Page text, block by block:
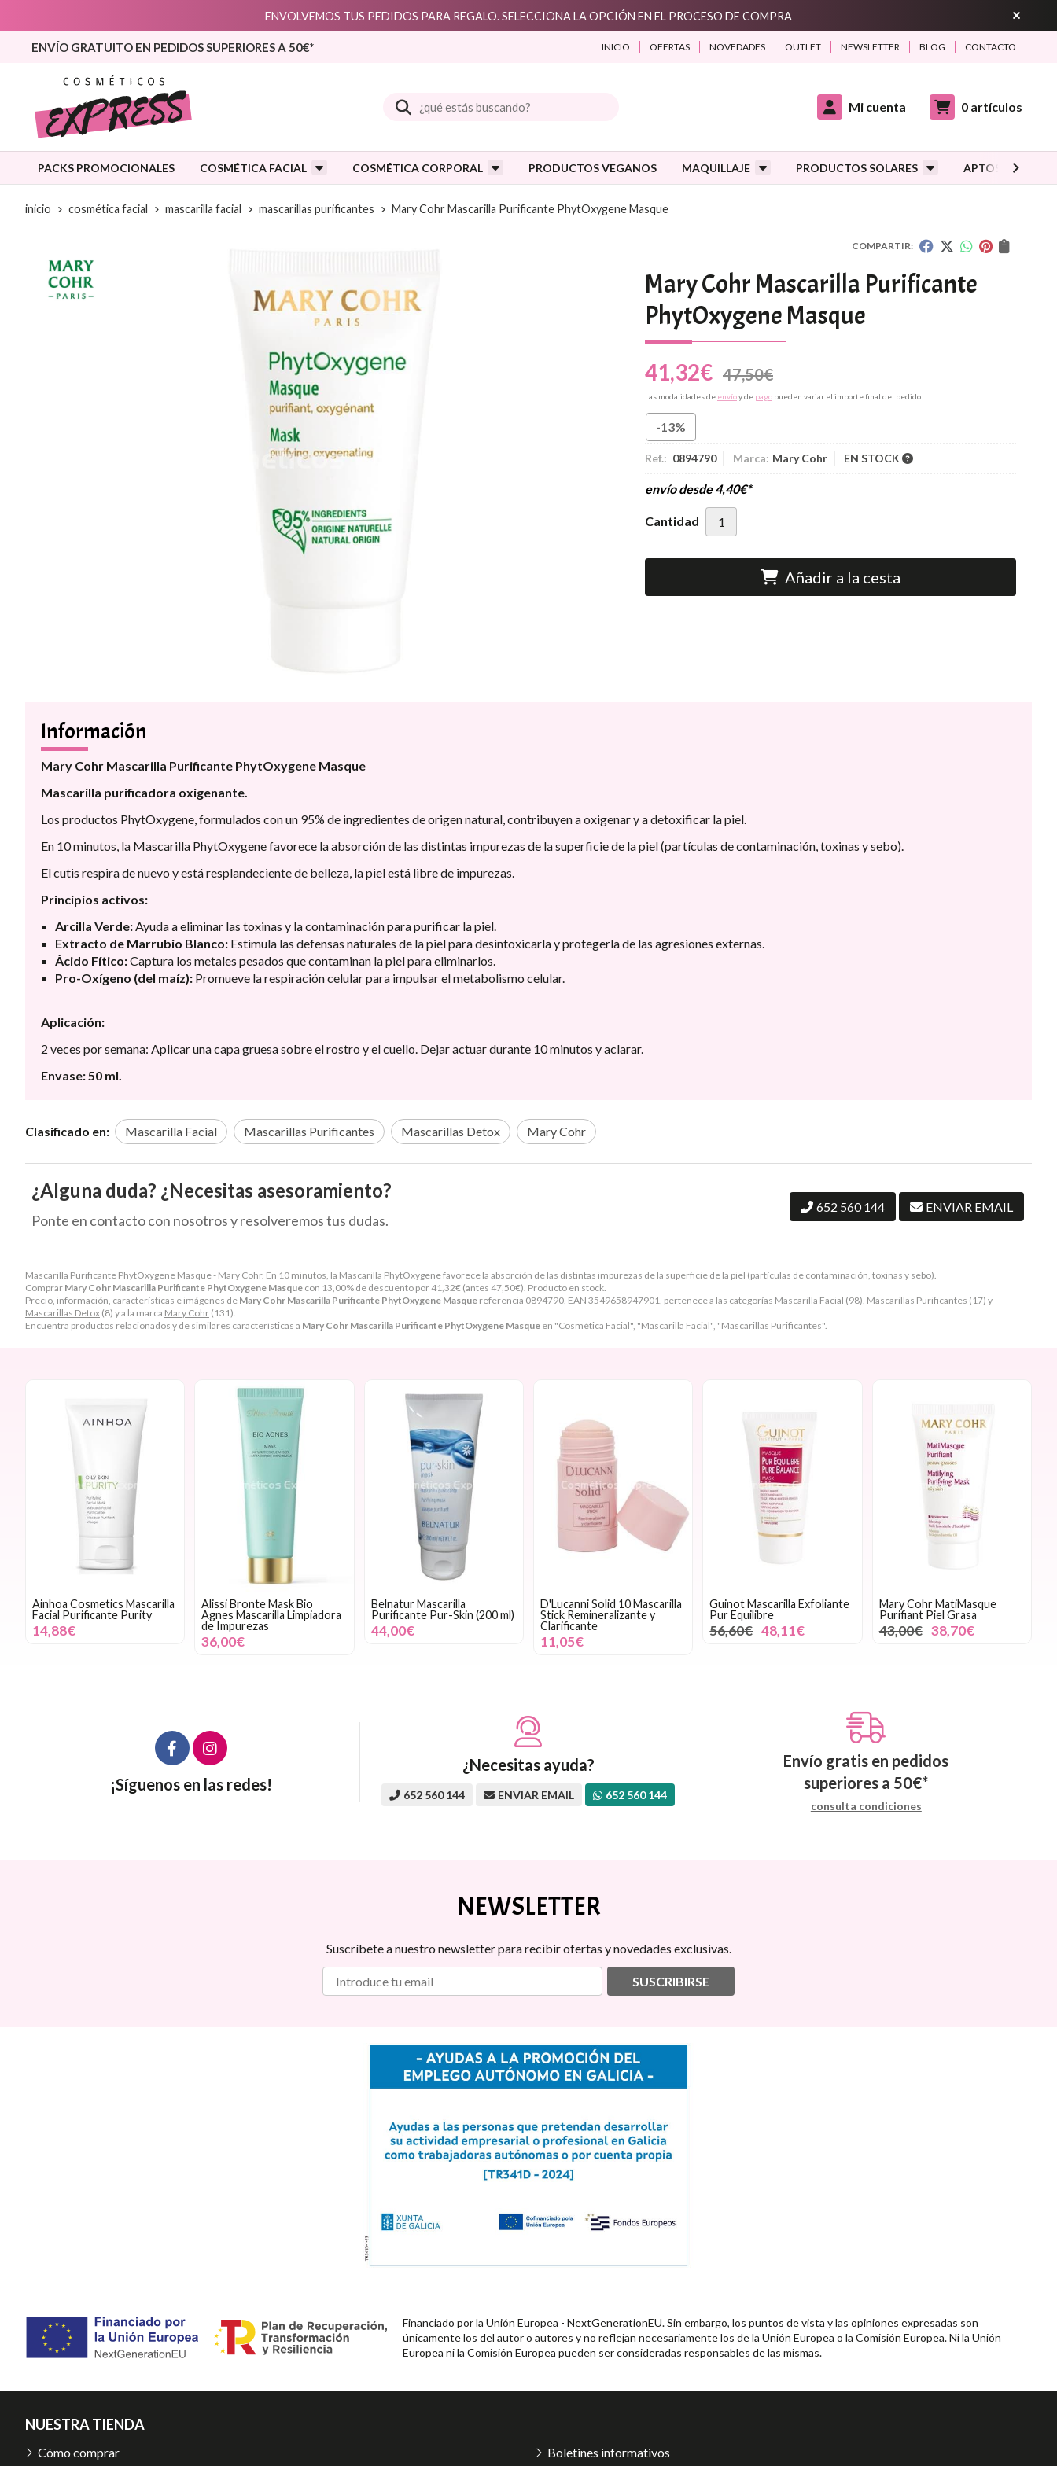
ENVOLVEMOS TUS PEDIDOS PARA REGALO. SELECCIONA LA OPCIÓN EN EL PROCESO DE COMPRA
ENVÍO GRATUITO EN PEDIDOS SUPERIORES A 50€* INICIO OFERTAS NOVEDADES OUTLET NEWSLETTER BLOG CONTACTO
Buscar Mi cuenta 0 artículos
PACKS PROMOCIONALES COSMÉTICA FACIAL COSMÉTICA CORPORAL PRODUCTOS VEGANOS MAQUILLAJE PRODUCTOS SOLARES APTOS
inicio cosmética facial mascarilla facial mascarillas purificantes Mary Cohr Mascarilla Purificante PhytOxygene Masque
COMPARTIR:
Mary Cohr Mascarilla Purificante
PhytOxygene Masque
41,32€ 47,50€
Las modalidades de envíoy de pago pueden variar el importe final del pedido.
-13%
Ref.: 0894790 Marca: Mary Cohr EN STOCK
envío desde4,40€*
Cantidad
Añadir a la cesta
Mascarilla Purificante PhytOxygene Masque - Mary Cohr. En 10 minutos, la Mascarilla PhytOxygene favorece la absorción de las distintas impurezas de la superficie de la piel (partículas de contaminación, toxinas y sebo).
Comprar Mary Cohr Mascarilla Purificante PhytOxygene Masque con 13,00% de descuento por41,32€ (antes 47,50€). Producto en stock.
Precio, información, características e imágenes de Mary Cohr Mascarilla Purificante PhytOxygene Masque referencia 0894790, EAN 3549658947901, pertenece a las categorías Mascarilla Facial (98), Mascarillas Purificantes (17) y
Mascarillas Detox (8) y a la marca Mary Cohr (131).
Encuentra productos relacionados y de similares características a Mary Cohr Mascarilla Purificante PhytOxygene Masque en "Cosmética Facial", "Mascarilla Facial", "Mascarillas Purificantes".
Información
Mary Cohr Mascarilla Purificante PhytOxygene Masque
Mascarilla purificadora oxigenante.
Los productos PhytOxygene, formulados con un 95% de ingredientes de origen natural, contribuyen a oxigenar y a detoxificar la piel.
En 10 minutos, la Mascarilla PhytOxygene favorece la absorción de las distintas impurezas de la superficie de la piel (partículas de contaminación, toxinas y sebo).
El cutis respira de nuevo y está resplandeciente de belleza, la piel está libre de impurezas.
Principios activos:
Arcilla Verde:Ayuda a eliminar las toxinas y la contaminación para purificar la piel.
Extracto de Marrubio Blanco: Estimula las defensas naturales de la piel para desintoxicarla y protegerla de las agresiones externas.
Ácido Fítico:Captura los metales pesados que contaminan la piel para eliminarlos.
Pro-Oxígeno (del maíz): Promueve la respiración celular para impulsar el metabolismo celular.
Aplicación:
2 veces por semana: Aplicar una capa gruesa sobre el rostro y el cuello. Dejar actuar durante 10 minutos y aclarar.
Envase: 50 ml.
Clasificado en: Mascarilla Facial Mascarillas Purificantes Mascarillas Detox Mary Cohr
¿Alguna duda? ¿Necesitas asesoramiento?
Ponte en contacto con nosotros y resolveremos tus dudas.
652 560 144 ENVIAR EMAIL
Ainhoa Cosmetics Mascarilla
Facial Purificante Purity
14,88€
Alissi Bronte Mask Bio
Agnes Mascarilla Limpiadora
de Impurezas
36,00€
Belnatur Mascarilla
Purificante Pur-Skin (200 ml)
44,00€
D'Lucanni Solid 10 Mascarilla
Stick Remineralizante y
Clarificante
11,05€
Guinot Mascarilla Exfoliante
Pur Equilibre
56,60€ 48,11€
Mary Cohr MatiMasque
Purifiant Piel Grasa
43,00€ 38,70€
¡Síguenos en las redes!
¿Necesitas ayuda?
652 560 144 ENVIAR EMAIL 652 560 144
Envío gratis en pedidos
superiores a 50€*
consulta condiciones
NEWSLETTER
Suscríbete a nuestro newsletter para recibir ofertas y novedades exclusivas.
SUSCRIBIRSE
Financiado por la Unión Europea - NextGenerationEU. Sin embargo, los puntos de vista y las opiniones expresadas son
únicamente los del autor o autores y no reflejan necesariamente los de la Unión Europea o la Comisión Europea. Ni la Unión
Europea ni la Comisión Europea pueden ser consideradas responsables de las mismas.
NUESTRA TIENDA
Cómo comprar Boletines informativos